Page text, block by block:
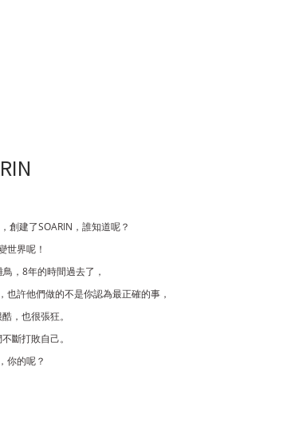
創建了SOARIN ， 誰知道呢？
世界呢！
， 8年的時間過去了，
許他們做的不是你認為最正確的事，
，也很張狂。
斷打敗自己。
你的呢？